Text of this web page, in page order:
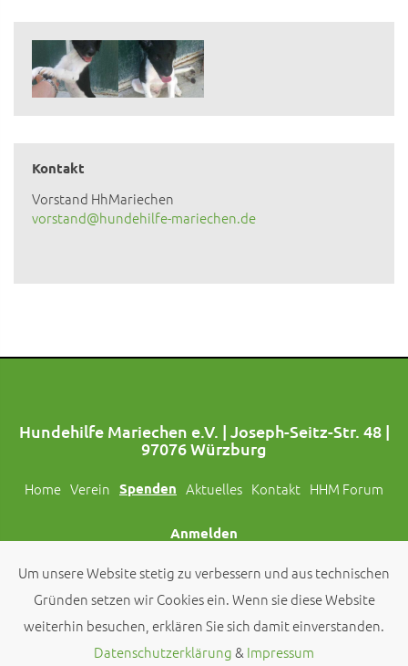
Kontakt
Vorstand HhMariechen
vorstand@hundehilfe-mariechen.de
Hundehilfe Mariechen e.V. | Joseph-Seitz-Str. 48 |
97076 Würzburg
Home Verein Spenden Aktuelles Kontakt HHM Forum
Anmelden
Folgt uns auch auf Social Media!
© 2026 byHundehilfe Mariechen e.V.
Um unsere Website stetig zu verbessern und aus technischen
Gründen setzen wir Cookies ein. Wenn sie diese Website
weiterhin besuchen, erklären Sie sich damit einverstanden.
Datenschutzerklärung& Impressum